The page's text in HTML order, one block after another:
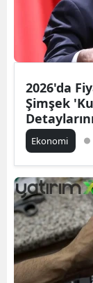
2026'da
Şimşek
Ekonomi